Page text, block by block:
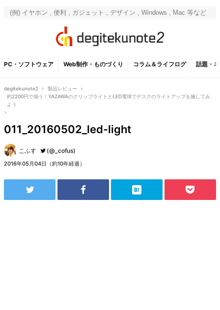
PC・ソフトウェア Web制作・ものづくり コラム＆ライフログ 話題・
degitekunote2 > 製品レビュー
>
約2200円で揃う！YAZAWAのクリップライトとLED電球でデスクのライトアップを施してみ
よう
>
011_20160502_led-light
こふす (@_cofus)
2016年05月04日（約10年経過）